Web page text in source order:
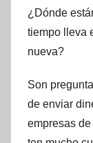
¿Dónde
tiempo lleva
nueva?
Son
de enviar
empresas